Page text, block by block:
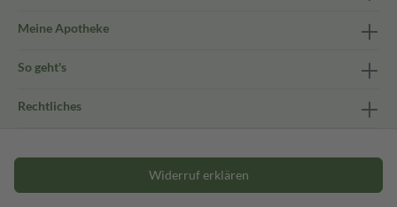
Meine Apotheke
So geht's
Rechtliches
Widerruf erklären